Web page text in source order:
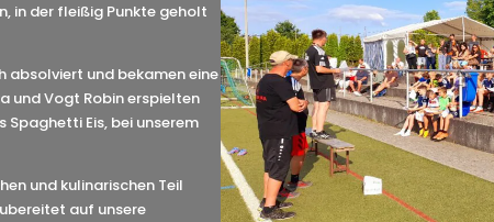
in der fleißig Punkte geholt
absolviert und bekamen eine
und Vogt Robin erspielten
Spaghetti Eis, bei unserem
und kulinarischen Teil
auf unsere